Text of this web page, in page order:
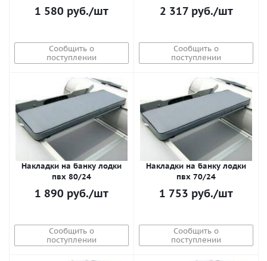
1 580 руб./шт
Сообщить о
поступлении
2 317руб./шт
Сообщить о
поступлении
Накладки на банку лодки
пвх 80/24
1 890 руб./шт
Сообщить о
поступлении
Накладки на банку лодки
пвх 70/24
1 753 руб./шт
Сообщить о
поступлении